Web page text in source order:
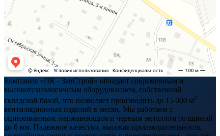
Компания «ПК - ЗавСтрой» обладает современным и
высокотехнологичным оборудованием, собственной
складской базой, что позволяет производить до 15 000 м2
вентиляционных изделий в месяц. Мы работаем с
оцинкованным, нержавеющим и черным металлом толщиной
до 6 мм. Надежное качество, высокая производительность,